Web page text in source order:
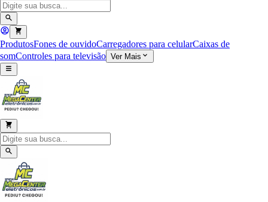
ProdutosFones de ouvidoCarregadores para celularCaixas de
somControles para televisão Ver Mais